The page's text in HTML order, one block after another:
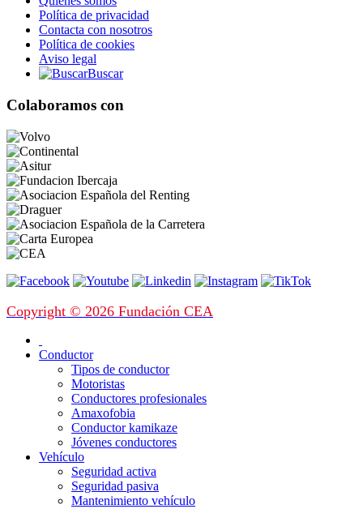
Política de privacidad
Contacta con nosotros
Política de cookies
Aviso legal
Buscar
Colaboramos con
Copyright © 2026 Fundación CEA
Conductor
Tipos de conductor
Motoristas
Conductores profesionales
Amaxofobia
Conductor kamikaze
Jóvenes conductores
Vehículo
Seguridad activa
Seguridad pasiva
Mantenimiento vehículo